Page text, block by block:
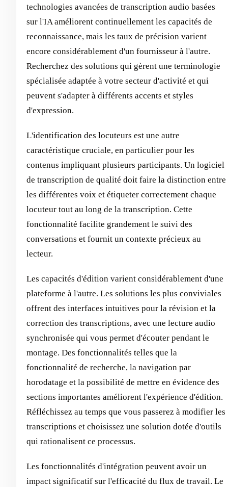
technologies avancées de transcription audio basées
sur l'IA améliorent continuellement les capacités de
reconnaissance, mais les taux de précision varient
encore considérablement d'un fournisseur à l'autre.
Recherchez des solutions qui gèrent une terminologie
spécialisée adaptée à votre secteur d'activité et qui
peuvent s'adapter à différents accents et styles
d'expression.
L'identification des locuteurs est une autre
caractéristique cruciale, en particulier pour les
contenus impliquant plusieurs participants. Un logiciel
de transcription de qualité doit faire la distinction entre
les différentes voix et étiqueter correctement chaque
locuteur tout au long de la transcription. Cette
fonctionnalité facilite grandement le suivi des
conversations et fournit un contexte précieux au
lecteur.
Les capacités d'édition varient considérablement d'une
plateforme à l'autre. Les solutions les plus conviviales
offrent des interfaces intuitives pour la révision et la
correction des transcriptions, avec une lecture audio
synchronisée qui vous permet d'écouter pendant le
montage. Des fonctionnalités telles que la
fonctionnalité de recherche, la navigation par
horodatage et la possibilité de mettre en évidence des
sections importantes améliorent l'expérience d'édition.
Réfléchissez au temps que vous passerez à modifier les
transcriptions et choisissez une solution dotée d'outils
qui rationalisent ce processus.
Les fonctionnalités d'intégration peuvent avoir un
impact significatif sur l'efficacité du flux de travail. Le